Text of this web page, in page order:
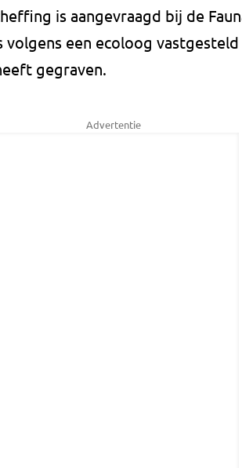
is aangevraagd bij de
een ecoloog
gegraven.
Advertentie